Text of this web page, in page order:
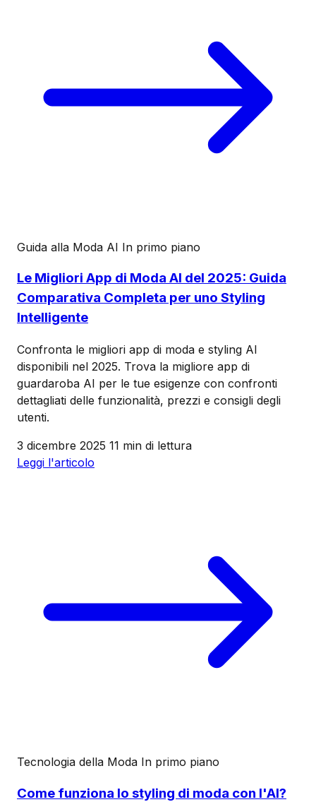
Guida alla Moda AI In primo piano
Le Migliori App di Moda AI del 2025: Guida
Comparativa Completa per uno Styling
Intelligente
Confronta le migliori app di moda e styling AI
disponibili nel 2025. Trova la migliore app di
guardaroba AI per le tue esigenze con confronti
dettagliati delle funzionalità, prezzi e consigli degli
utenti.
3 dicembre 2025 11 min di lettura
Leggi l'articolo
Tecnologia della Moda In primo piano
Come funziona lo styling di moda con l'AI?